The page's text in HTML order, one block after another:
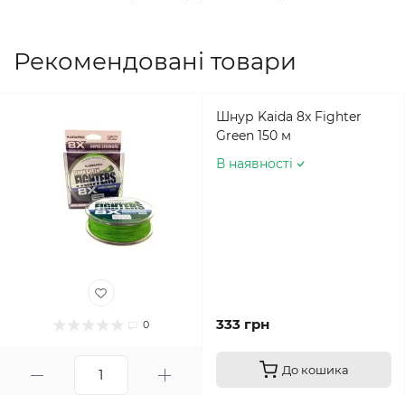
Рекомендовані товари
0
Шнур Kaida 8x Fighter
Green 150 м
В наявності
333 грн
До кошика